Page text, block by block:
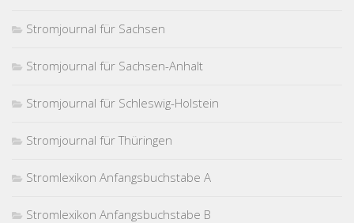
Stromjournal für Sachsen
Stromjournal für Sachsen-Anhalt
Stromjournal für Schleswig-Holstein
Stromjournal für Thüringen
Stromlexikon Anfangsbuchstabe A
Stromlexikon Anfangsbuchstabe B